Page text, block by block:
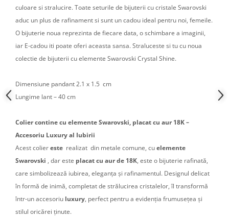
culoare si stralucire. Toate seturile de bijuterii cu cristale Swarovski
aduc un plus de rafinament si sunt un cadou ideal pentru noi, femeile.
O bijuterie noua reprezinta de fiecare data, o schimbare a imaginii,
iar E-cadou iti poate oferi aceasta sansa. Straluceste si tu cu noua
colectie de bijuterii cu elemente Swarovski Crystal Shine.
Dimensiune pandant 2.1 x 1.5 cm
Lungime lant – 40 cm
Colier contine cu elemente Swarovski, placat cu aur 18K –
Accesoriu Luxury al Iubirii
Acest coliereste realizat din metale comune, cuelemente
Swarovski , dar este placat cu aur de 18K, este o bijuterie rafinată,
care simbolizează iubirea, eleganța și rafinamentul. Designul delicat
în formă de inimă, completat de strălucirea cristalelor, îl transformă
într-un accesoriu luxury, perfect pentru a evidenția frumusețea și
stilul oricărei ținute.